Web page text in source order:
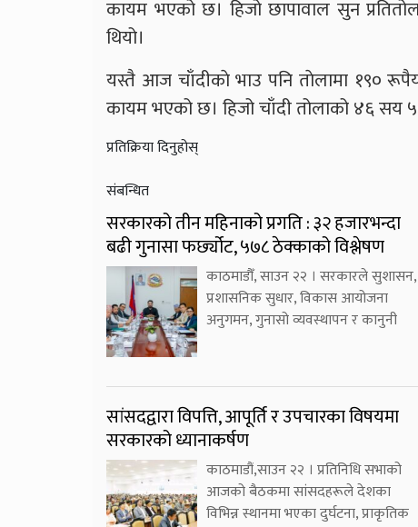
कायम भएको छ। हिजो छापावाल सुन
थियो।
यस्तै आज चाँदीकाे भाउ पनि ताेलामा १९०
कायम भएको छ। हिजो चाँदी तोलाको ४६ सय
प्रतिक्रिया दिनुहोस्
संबन्धित
सरकारको तीन महिनाको प्रगति : ३२ हजारभन्दा
बढी गुनासा फर्छ्योट, ५७८ ठेक्काको विश्लेषण
काठमाडौँ, साउन २२ । सरकारले सुशासन,
प्रशासनिक सुधार, विकास आयोजना
अनुगमन, गुनासो व्यवस्थापन र कानुनी
सांसदद्वारा विपत्ति, आपूर्ति र उपचारका विषयमा
सरकारको ध्यानाकर्षण
काठमाडौं,साउन २२ । प्रतिनिधि सभाको
आजको बैठकमा सांसदहरूले देशका
विभिन्न स्थानमा भएका दुर्घटना, प्राकृतिक